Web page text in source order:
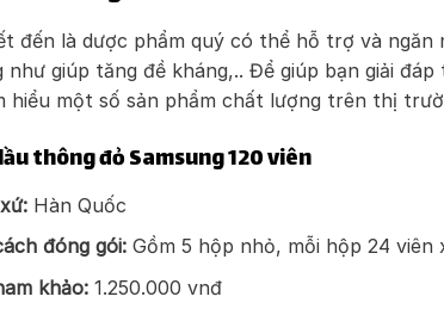
đến là dược phẩm quý có thể hỗ trợ và ngăn
như giúp tăng đề kháng,.. Để giúp bạn giải
hiểu một số sản phẩm chất lượng trên thị
thông đỏ Samsung 120 viên
Hàn Quốc
đóng gói:Gồm 5 hộp nhỏ, mỗi hộp 24 viên
khảo:1.250.000 vnđ